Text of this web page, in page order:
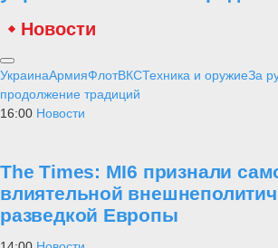
Новости
УкраинаАрмияФлотВКСТехника и оружиеЗа
продолжение традиций
16:00 Новости
The Times: MI6 признали
влиятельной
разведкой Европы